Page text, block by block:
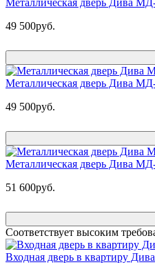
Металлическая дверь Дива
49 500руб.
Металлическая дверь Дива
49 500руб.
Металлическая дверь Дива
51 600руб.
Соответствует высоким
Входная дверь в квартиру